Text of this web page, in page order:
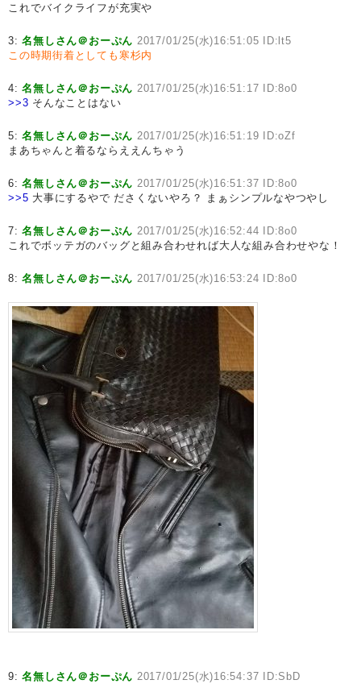
これでバイクライフが充実や
3:名無しさん＠おーぷん 2017/01/25(水)16:51:05 ID:lt5
この時期街着としても寒杉内
4:名無しさん＠おーぷん 2017/01/25(水)16:51:17 ID:8o0
>>3 そんなことはない
5:名無しさん＠おーぷん 2017/01/25(水)16:51:19 ID:oZf
まあちゃんと着るならええんちゃう
6:名無しさん＠おーぷん 2017/01/25(水)16:51:37 ID:8o0
>>5 大事にするやで ださくないやろ？ まぁシンプルなやつやし
7:名無しさん＠おーぷん 2017/01/25(水)16:52:44 ID:8o0
これでボッテガのバッグと組み合わせれば大人な組み合わせやな！
8:名無しさん＠おーぷん 2017/01/25(水)16:53:24 ID:8o0
9:名無しさん＠おーぷん 2017/01/25(水)16:54:37 ID:SbD